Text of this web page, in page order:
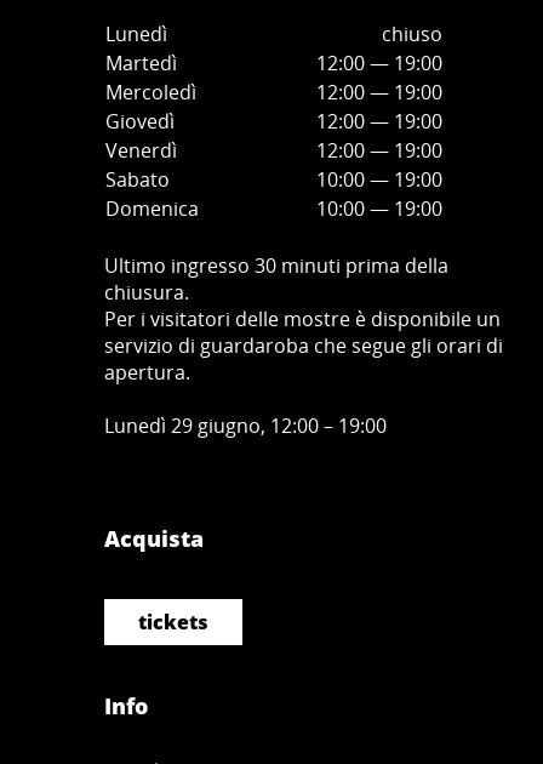
Lunedì
chiuso
Martedì
12:00 — 19:00
Mercoledì
12:00— 19:00
Giovedì
12:00— 19:00
Venerdì
12:00— 19:00
Sabato
10:00— 19:00
Domenica
10:00— 19:00
Ultimo ingresso 30 minuti prima della
chiusura.
Per i visitatori delle mostre è disponibile un
servizio di guardaroba che segue gli orari di
apertura.
Lunedì 29 giugno, 12:00 – 19:00
Acquista
tickets
Info